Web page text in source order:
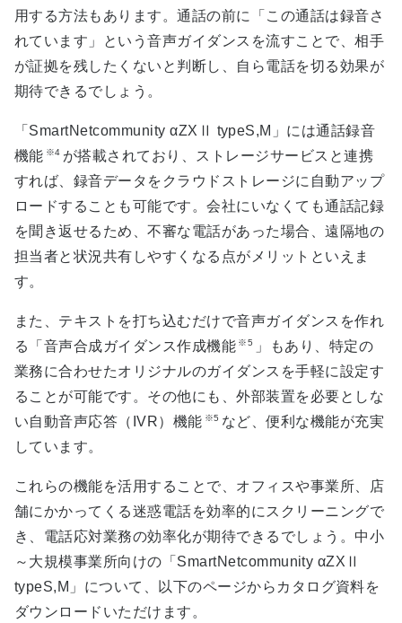
用する方法もあります。通話の前に「この通話は録音さ
れています」という音声ガイダンスを流すことで、相手
が証拠を残したくないと判断し、自ら電話を切る効果が
期待できるでしょう。
「SmartNetcommunity αZXⅡ typeS,M」には通話録音
機能 ※4 が搭載されており、ストレージサービスと連携
すれば、録音データをクラウドストレージに自動アップ
ロードすることも可能です。会社にいなくても通話記録
を聞き返せるため、不審な電話があった場合、遠隔地の
担当者と状況共有しやすくなる点がメリットといえま
す。
また、テキストを打ち込むだけで音声ガイダンスを作れ
る「音声合成ガイダンス作成機能 ※5
」もあり、特定の
業務に合わせたオリジナルのガイダンスを手軽に設定す
ることが可能です。その他にも、外部装置を必要としな
い自動音声応答（IVR）機能 ※5 など、便利な機能が充実
しています。
これらの機能を活用することで、オフィスや事業所、店
舗にかかってくる迷惑電話を効率的にスクリーニングで
き、電話応対業務の効率化が期待できるでしょう。中小
～大規模事業所向けの「SmartNetcommunity αZXⅡ
typeS,M」について、以下のページからカタログ資料を
ダウンロードいただけます。